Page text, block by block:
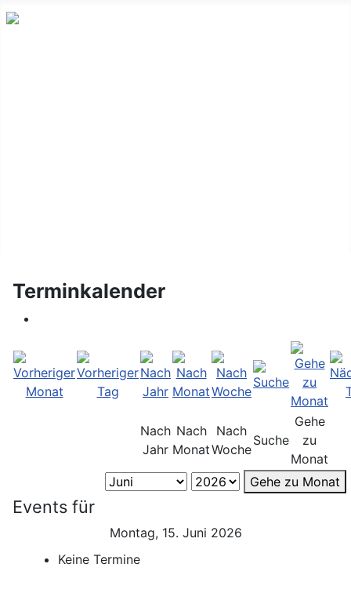
Terminkalender
Nach
Jahr
Nach
Monat
Nach
Woche
Suche
Gehe
zu
Monat
Gehe zu Monat
Events für
Montag, 15. Juni 2026
Keine Termine